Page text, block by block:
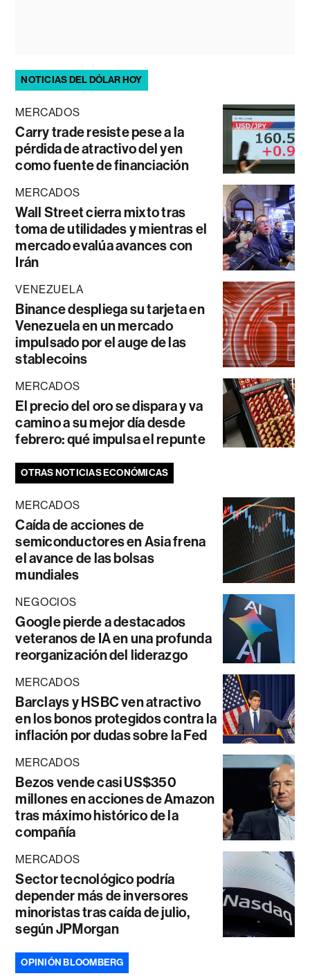
NOTICIAS DEL DÓLAR HOY
MERCADOS
Carry trade resiste pese a la
pérdida de atractivo del yen
como fuente de financiación
MERCADOS
Wall Street cierra mixto tras
toma de utilidades y mientras el
mercado evalúa avances con
Irán
VENEZUELA
Binance despliega su tarjeta en
Venezuela en un mercado
impulsado por el auge de las
stablecoins
MERCADOS
El precio del oro se dispara y va
camino a su mejor día desde
febrero: qué impulsa el repunte
OTRAS NOTICIAS ECONÓMICAS
MERCADOS
Caída de acciones de
semiconductores en Asia frena
el avance de las bolsas
mundiales
NEGOCIOS
Google pierde a destacados
veteranos de IA en una profunda
reorganización del liderazgo
MERCADOS
Barclays y HSBC ven atractivo
en los bonos protegidos contra la
inflación por dudas sobre la Fed
MERCADOS
Bezos vende casi US$350
millones en acciones de Amazon
tras máximo histórico de la
compañía
MERCADOS
Sector tecnológico podría
depender más de inversores
minoristas tras caída de julio,
según JPMorgan
OPINIÓN BLOOMBERG